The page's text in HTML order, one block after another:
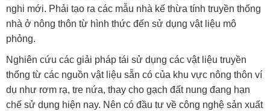
nghi mới. Phải tạo ra các mẫu nhà kế thừa tính truyền thống
nhà ở nông thôn từ hình thức đến sử dụng vật liệu mô
phỏng.
Nghiên cứu các giải pháp tái sử dụng các vật liệu truyền
thống từ các nguồn vật liệu sẵn có của khu vực nông thôn ví
dụ như rơm rạ, tre nứa, thay cho gạch đất nung đang hạn
chế sử dụng hiện nay. Nên có đầu tư về công nghệ sản xuất